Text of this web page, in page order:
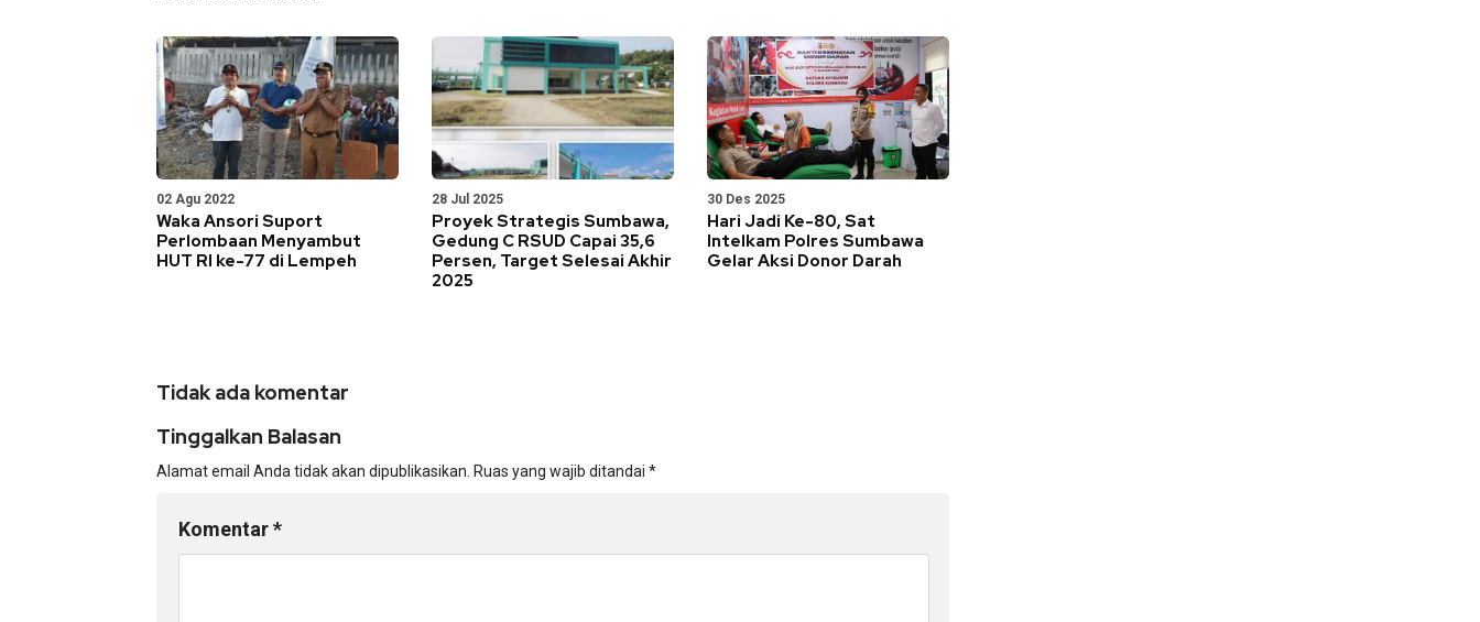
02 Agu 2022
Waka Ansori Suport
Perlombaan Menyambut
HUT RI ke-77 di Lempeh
28 Jul 2025
Proyek Strategis Sumbawa,
Gedung C RSUD Capai 35,6
Persen, Target Selesai Akhir
2025
30 Des 2025
Hari Jadi Ke-80, Sat
Intelkam Polres Sumbawa
Gelar Aksi Donor Darah
Tidak ada komentar
Tinggalkan Balasan
Alamat email Anda tidak akan dipublikasikan. Ruas yang wajib ditandai *
Komentar*